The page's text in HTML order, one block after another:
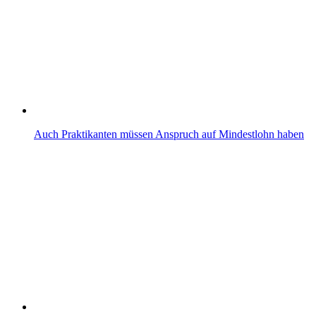
Auch Praktikanten müssen Anspruch auf Mindestlohn haben